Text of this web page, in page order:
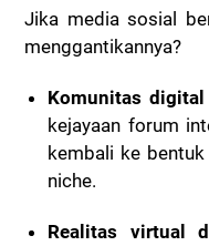
Jika media sosial
menggantikannya?
Komunitas
kejayaan forum
kembali ke
niche.
Realitas virtual